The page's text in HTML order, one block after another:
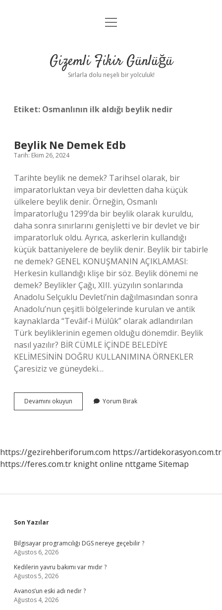
Anasayfa
Yasal Uyarı
menüyü
Gizemli Fikir Günlüğü
Sırlarla dolu neşeli bir yolculuk!
Etiket: Osmanlının ilk aldığı beylik nedir
Beylik Ne Demek Edb
Tarih: Ekim 26, 2024
Tarihte beylik ne demek? Tarihsel olarak, bir
imparatorluktan veya bir devletten daha küçük
ülkelere beylik denir. Örneğin, Osmanlı
İmparatorluğu 1299’da bir beylik olarak kuruldu,
daha sonra sınırlarını genişletti ve bir devlet ve bir
imparatorluk oldu. Ayrıca, askerlerin kullandığı
küçük battaniyelere de beylik denir. Beylik bir tabirle
ne demek? GENEL KONUŞMANIN AÇIKLAMASI:
Herkesin kullandığı klişe bir söz. Beylik dönemi ne
demek? Beylikler Çağı, XIII. yüzyılın sonlarında
Anadolu Selçuklu Devleti’nin dağılmasından sonra
Anadolu’nun çeşitli bölgelerinde kurulan ve antik
kaynaklarda “Tevâif-i Mülûk” olarak adlandırılan
Türk beyliklerinin egemen olduğu dönemdir. Beylik
nasıl yazılır? BİR CÜMLE İÇİNDE BELEDİYE
KELİMESİNİN DOĞRU KULLANIMINA ÖRNEKLER
Çaresiziz ve güneydeki…
Devamını okuyun
Ne
Yorum Bırak
https://gezirehberiforum.com https://artidekorasyon.com.tr
https://feres.com.tr knight online nttgame Sitemap
Sidebar
Son Yazılar
Bilgisayar programcılığı DGS nereye geçebilir ?
Ağustos 6, 2026
Kedilerin yavru bakımı var mıdır ?
Ağustos 5, 2026
Avanos’un eski adı nedir ?
Ağustos 4, 2026